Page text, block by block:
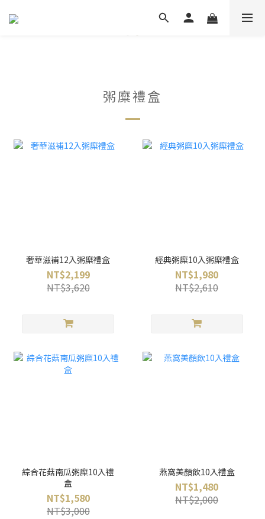
粥糜禮盒
奢華滋補12入粥糜禮盒
NT$2,199
NT$3,620
經典粥糜10入粥糜禮盒
NT$1,980
NT$2,610
綜合花菇南瓜粥糜10入禮
盒
NT$1,580
NT$3,000
燕窩美顏飲10入禮盒
NT$1,480
NT$2,000